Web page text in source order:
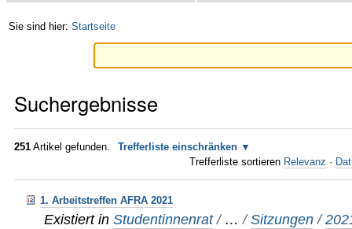
Sie sind hier: Startseite
Suchergebnisse
251 Artikel gefunden.
Trefferliste einschränken
Trefferliste sortieren Relevanz ·
1. Arbeitstreffen AFRA 2021
Existiert in Studentinnenrat / …/Sitzungen /